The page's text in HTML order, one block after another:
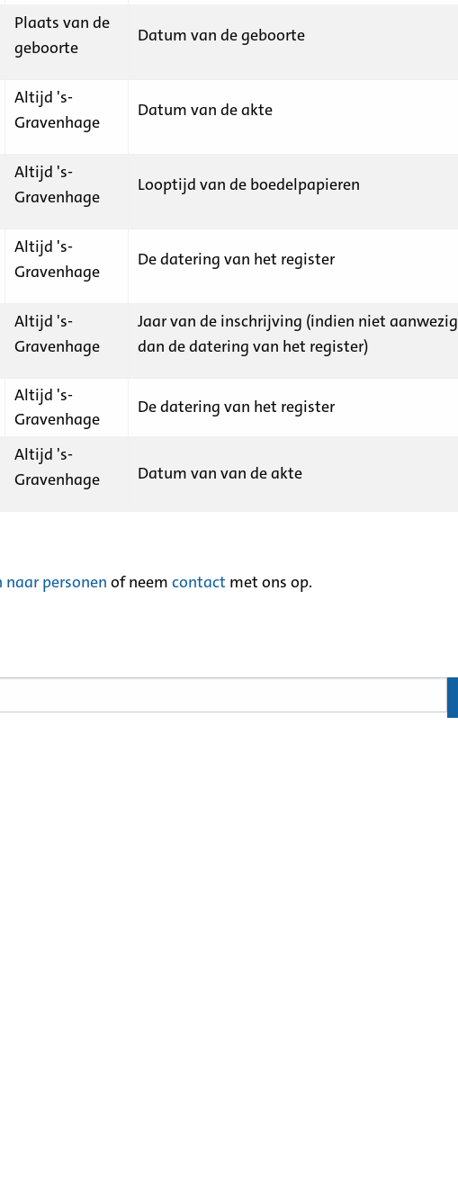
Plaats van de
geboorte
Datum van de geboorte
Altijd 's-
Gravenhage
Datum van de akte
Altijd 's-
Gravenhage
Looptijd van de boedelpapieren
Altijd 's-
Gravenhage
De datering van het register
Altijd 's-
Gravenhage
Jaar van de inschrijving (indien niet aanwezig
dan de datering van het register)
Altijd 's-
Gravenhage
De datering van het register
Altijd 's-
Gravenhage
Datum van van de akte
naar personen of neem contact met ons op.